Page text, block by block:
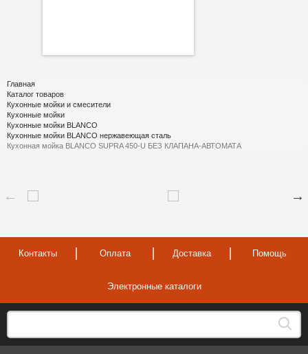
Главная
Каталог товаров
Кухонные мойки и смесители
Кухонные мойки
Кухонные мойки BLANCO
Кухонные мойки BLANCO нержавеющая сталь
Кухонная мойка BLANCO SUPRA 450-U БЕЗ КЛАПАНА-АВТОМАТА
Контакты Оплата Доставка Помощь
Электронные каталоги